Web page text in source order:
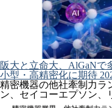
阪大と立命大、AlGaN
小型・高精密化に期待
精密機器の他社牽制力
ン、セイコーエプソン、